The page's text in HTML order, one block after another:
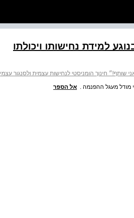
למידת נחישותו ויכולתו
שותף!״ חינוך הומניסטי לנחישות עצמית ולסנגור עצמי
מודל מעגל ההפנמה . אל הספר